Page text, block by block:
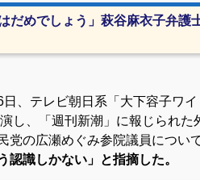
だめでしょう」萩谷麻衣子弁護
、テレビ朝日系「大下容子ワ
し、「週刊新潮」に報じられた
党の広瀬めぐみ参院議員につい
認識しかない」と指摘した。